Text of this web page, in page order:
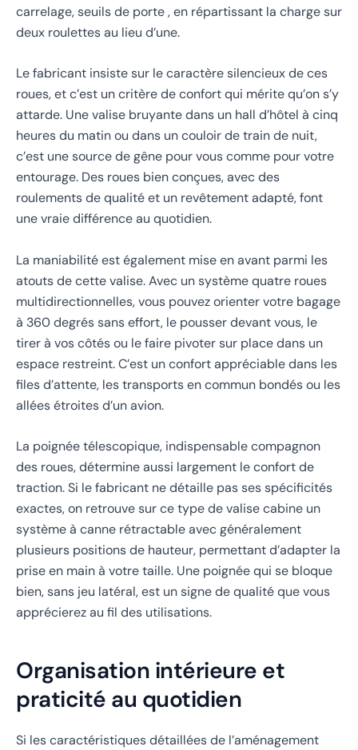
carrelage, seuils de porte , en répartissant la charge sur
deux roulettes au lieu d’une.
Le fabricant insiste sur le caractère silencieux de ces
roues, et c’est un critère de confort qui mérite qu’on s’y
attarde. Une valise bruyante dans un hall d’hôtel à cinq
heures du matin ou dans un couloir de train de nuit,
c’est une source de gêne pour vous comme pour votre
entourage. Des roues bien conçues, avec des
roulements de qualité et un revêtement adapté, font
une vraie différence au quotidien.
La maniabilité est également mise en avant parmi les
atouts de cette valise. Avec un système quatre roues
multidirectionnelles, vous pouvez orienter votre bagage
à 360 degrés sans effort, le pousser devant vous, le
tirer à vos côtés ou le faire pivoter sur place dans un
espace restreint. C’est un confort appréciable dans les
files d’attente, les transports en commun bondés ou les
allées étroites d’un avion.
La poignée télescopique, indispensable compagnon
des roues, détermine aussi largement le confort de
traction. Si le fabricant ne détaille pas ses spécificités
exactes, on retrouve sur ce type de valise cabine un
système à canne rétractable avec généralement
plusieurs positions de hauteur, permettant d’adapter la
prise en main à votre taille. Une poignée qui se bloque
bien, sans jeu latéral, est un signe de qualité que vous
apprécierez au fil des utilisations.
Organisation intérieure et
praticité au quotidien
Si les caractéristiques détaillées de l’aménagement